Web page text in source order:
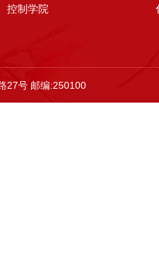
控制学院
27号 邮编:250100